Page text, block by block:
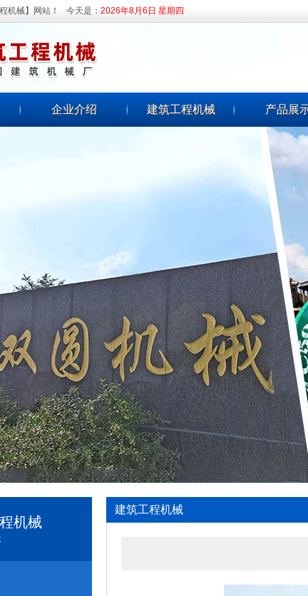
机械】网站！ 今天是： 2026年8月6日 星期四
企业介绍 建筑工程机械 产品展
机械
建筑工程机械